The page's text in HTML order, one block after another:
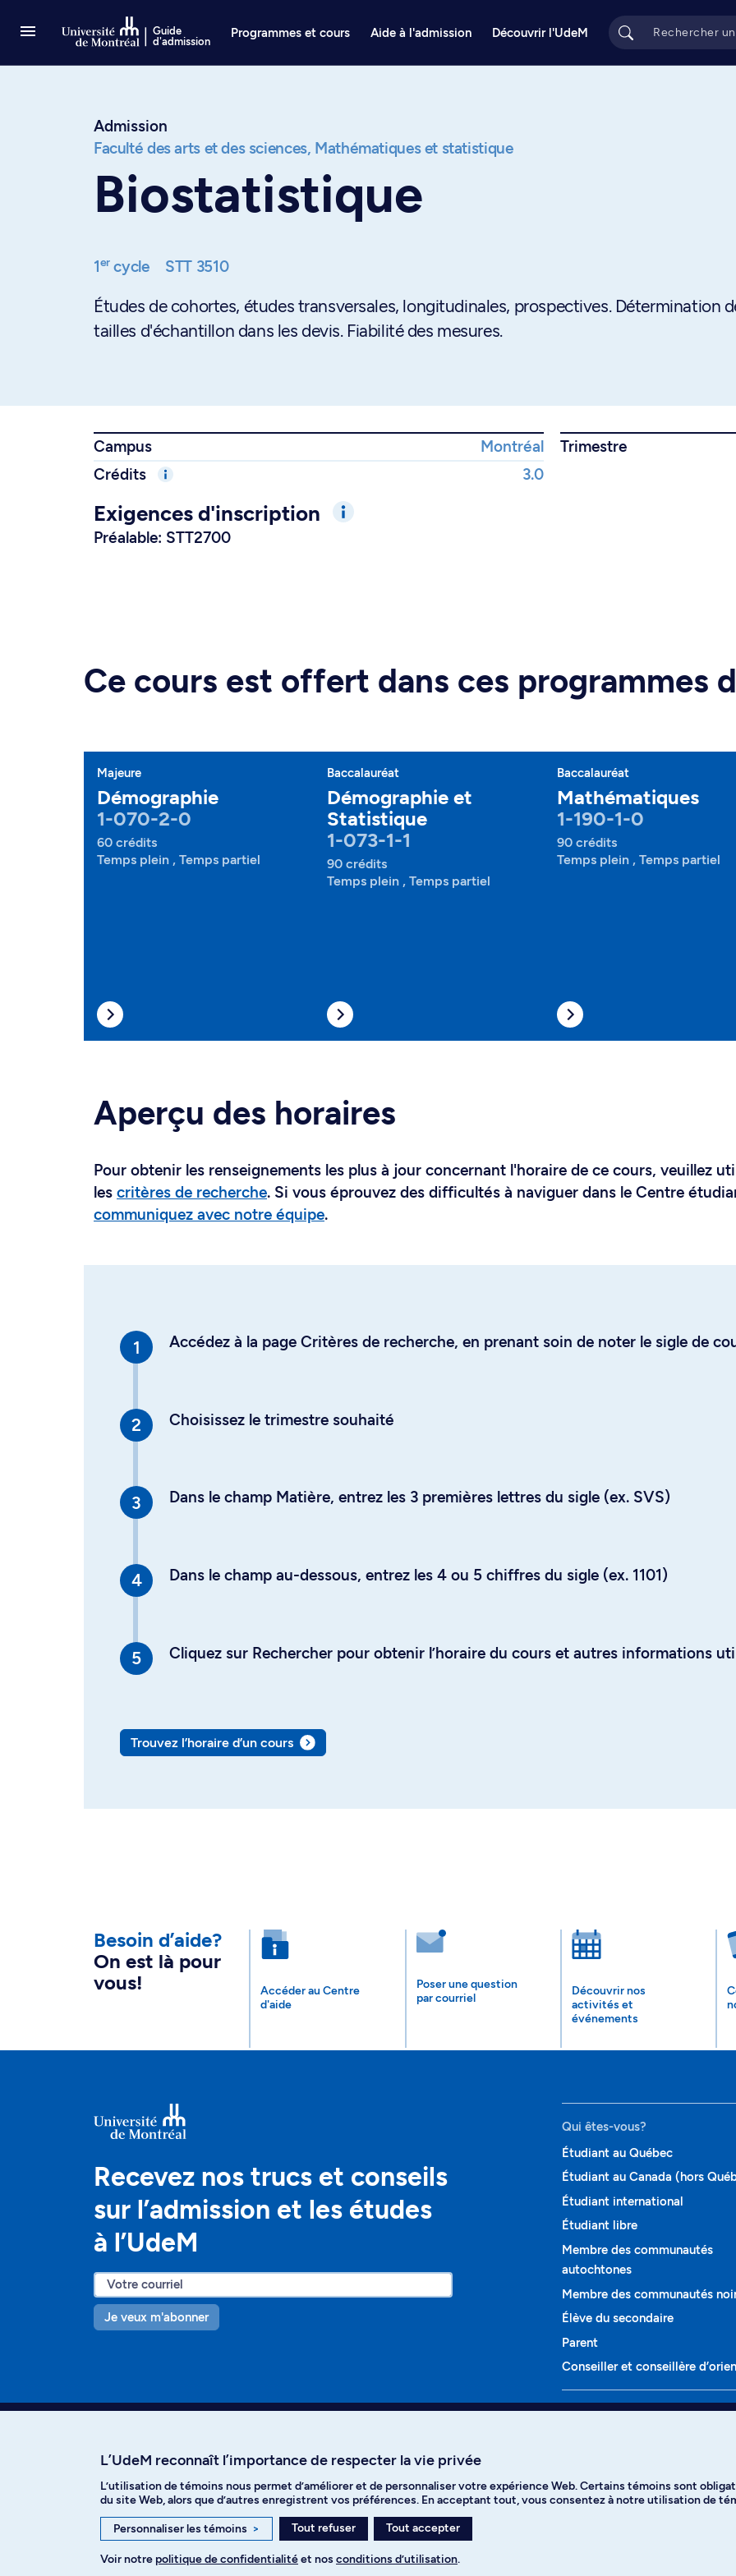
Guide
d'admission
Programmes et cours Aide à l'admission Découvrir l'UdeM
Admission
Faculté des arts et des sciences, Mathématiques et statistique
Biostatistique
1ercycle STT 3510
Études de cohortes, études transversales, longitudinales, prospectives. Détermination
tailles d'échantillon dans les devis. Fiabilité des mesures.
Campus Montréal
Trimestre
Crédits
3.0
Exigences d'inscription
Préalable: STT2700
Ce cours est offert dans ces programmes
Majeure
Démographie
1-070-2-0
60 crédits
Temps plein , Temps partiel
Baccalauréat
Démographie et
Statistique
1-073-1-1
90 crédits
Temps plein , Temps partiel
Baccalauréat
Mathématiques
1-190-1-0
90 crédits
Temps plein , Temps partiel
Aperçu des horaires
Pour obtenir les renseignements les plus à jour concernant l'horaire de ce cours, veuillez
les critères de recherche. Si vous éprouvez des difficultés à naviguer dans le Centre
communiquez avec notre équipe.
Accédez à la page Critères de recherche, en prenant soin de noter le sigle de
Choisissez le trimestre souhaité
Dans le champ Matière, entrez les 3 premières lettres du sigle (ex. SVS)
Dans le champ au-dessous, entrez les 4 ou 5 chiffres du sigle (ex. 1101)
Cliquez sur Rechercher pour obtenir l’horaire du cours et autres informations
Trouvez l’horaire d’un cours
Besoin d’aide?
On est là pour
vous!
Accéder au Centre
d'aide
Poser une question
par courriel
Découvrir nos
activités et
événements
Recevez nos trucs et conseils
sur l’admission et les études
à l’UdeM
Je veux m'abonner
Qui êtes-vous?
Étudiant au Québec
Étudiant au Canada (hors
Étudiant international
Étudiant libre
Membre des communautés
autochtones
Membre des communautés
Élève du secondaire
Parent
Conseiller et conseillère
Programmes et cours
Facebook Instagram TikTok YouTube Spotify
Politique de confidentialité Paramètres des témoins
L’UdeM reconnaît l’importance de respecter la vie privée
L’utilisation de témoins nous permet d’améliorer et de personnaliser votre expérience Web. Certains témoins sont
du site Web, alors que d’autres enregistrent vos préférences. En acceptant tout, vous consentez à notre utilisation de
Personnaliser les témoins > Tout refuser Tout accepter
Voir notre politique de confidentialitéet nos conditions d’utilisation.